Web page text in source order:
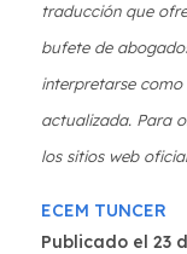
traducción que
bufete de
interpretarse
actualizada. Para
los sitios web
ECEM TUNCER
Publicado el 23